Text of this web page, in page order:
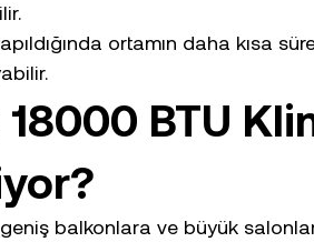
ortamın daha kısa
BTU
balkonlara ve büyük